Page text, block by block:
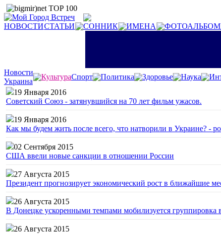
НОВОСТИСТАТЬИ СОННИК ИМЕНА
Новости
Украина
КультураСпорт Политика Здоровье Наука
19 Января 2016
Советский Союз - затянувшийся на 70 лет фильм ужасов.
19 Января 2016
Как мы будем жить после всего, что натворили в Украине? -
02 Сентября 2015
США ввели новые санкции в отношении России
27 Августа 2015
Президент прогнозирует экономический рост в ближайшие
26 Августа 2015
В Донецке ускоренными темпами мобилизуется группировка
26 Августа 2015